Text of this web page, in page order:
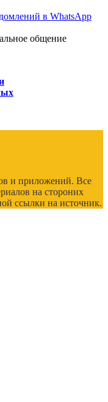
в WhatsApp
общение
и приложений. Все
на стороних
ссылки на источник.